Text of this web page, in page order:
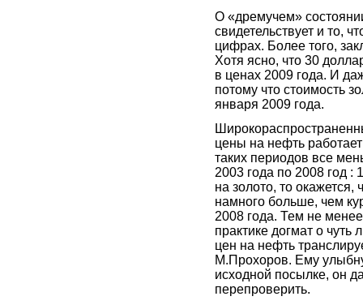
О «дремучем»
свидетельствует и то,
цифрах. Более того,
Хотя ясно, что 30
в ценах 2009 года. И
потому что стоимость
января 2009 года.
цены на нефть работает
таких периодов все
2003 года по 2008 год :
на золото, то
намного больше, чем
2008 года. Тем не
практике догмат о
цен на нефть
М.Прохоров. Ему
исходной посылке, он
перепроверить.